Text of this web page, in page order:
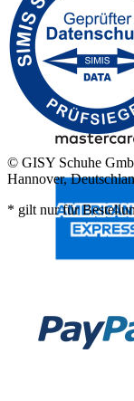
© GISY Schuhe
Hannover,
* gilt nur für